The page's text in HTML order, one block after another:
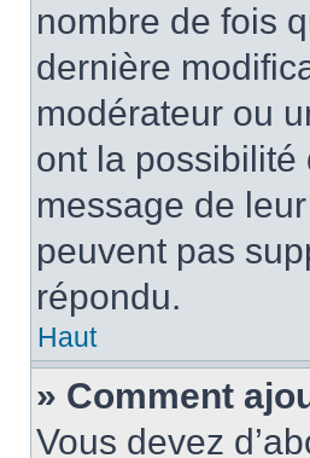
nombre de fois
dernière
modérateur ou
ont la possibilité
message de
peuvent pas
répondu.
Haut
» Comment
Vous devez